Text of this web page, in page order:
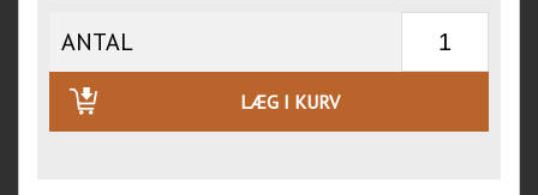
ANTAL
LÆG I KURV